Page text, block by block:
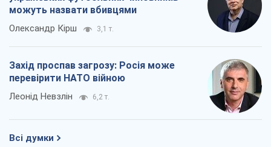
можуть назвати вбивцями
Олександр Кірш 3,1 т.
Захід проспав загрозу: Росія може
перевірити НАТО війною
Леонід Невзлін 6,2 т.
Всі думки